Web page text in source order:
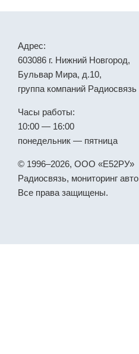
Адрес:
603086 г. Нижний Новгород,
Бульвар Мира, д.10,
группа компаний Радиосвязь
Часы работы:
10:00 — 16:00
понедельник — пятница
© 1996–2026, ООО «Е52РУ»
Радиосвязь, мониторинг авто
Все права защищены.